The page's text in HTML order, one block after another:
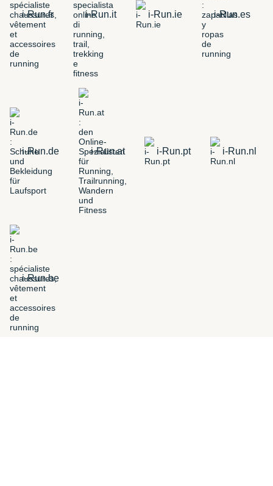
i-Run.fr i-Run.it i-Run.ie i-Run.es
i-Run.de i-Run.at i-Run.pt i-Run.nl
i-Run.be